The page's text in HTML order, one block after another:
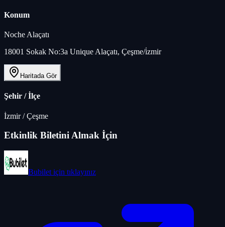
Konum
Noche Alaçatı
18001 Sokak No:3a Unique Alaçatı, Çeşme/i̇zmir
Haritada Gör
Şehir / İlçe
İzmir/Çeşme
Etkinlik Biletini Almak İçin
Bubilet için tıklayınız